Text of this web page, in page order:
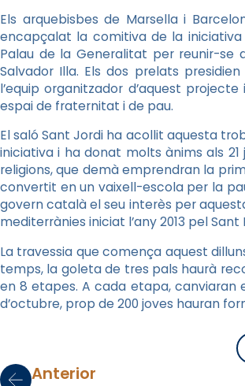
Els arquebisbes de Marsella i
encapçalat la comitiva de la
Palau de la Generalitat per reunir-
Salvador Illa. Els dos prelats
l’equip organitzador d’aquest
espai de fraternitat i de pau.
El saló Sant Jordi ha acollit aquesta
iniciativa i ha donat molts ànims als
religions, que demà emprendran la
convertit en un vaixell-escola per la
govern català el seu interès per
mediterrànies iniciat l’any 2013 pel
La travessia que comença aquest
temps, la goleta de tres pals haurà
en 8 etapes. A cada etapa, canviaran
d’octubre, prop de 200 joves hauran
Anterior